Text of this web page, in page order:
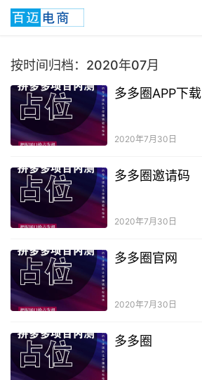
按时间归档：2020年07月
多多圈APP下载
2020年7月30日
多多圈邀请码
2020年7月30日
多多圈官网
2020年7月30日
多多圈